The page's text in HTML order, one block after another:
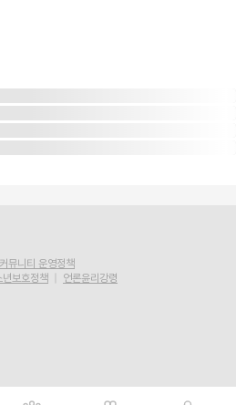
커뮤니티 운영정책
년보호정책
언론윤리강령